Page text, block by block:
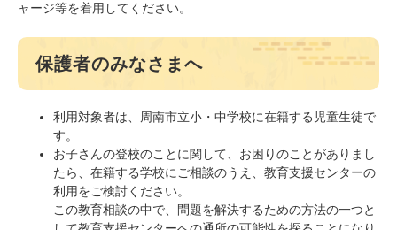
ャージ等を着用してください。
保護者のみなさまへ
利用対象者は、周南市立小・中学校に在籍する児童生徒で
す。
お子さんの登校のことに関して、お困りのことがありまし
たら、在籍する学校にご相談のうえ、教育支援センターの
利用をご検討ください。
この教育相談の中で、問題を解決するための方法の一つと